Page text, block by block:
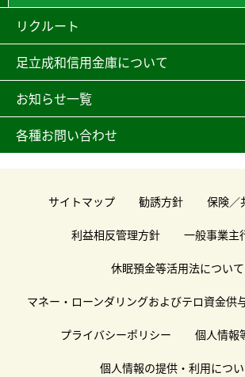
リクルート
足立成和信用金庫について
お知らせ一覧
各種お問い合わせ
サイトマップ 勧誘方針 保険／
利益相反管理方針 一般事業主
休眠預金等活用法について
マネー・ローンダリングおよびテロ資金供
プライバシーポリシー 個人情報
個人情報の提供・利用につ